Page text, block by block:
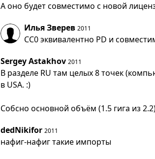
А оно будет совместимо с новой
Илья Зверев 2011
CC0 эквивалентно PD и
Sergey Astakhov 2011
В разделе RU там целых 8 точек
в USA. :)
Собсно основной объём (1.5 гига из
dedNikifor 2011
нафиг-нафиг такие импорты